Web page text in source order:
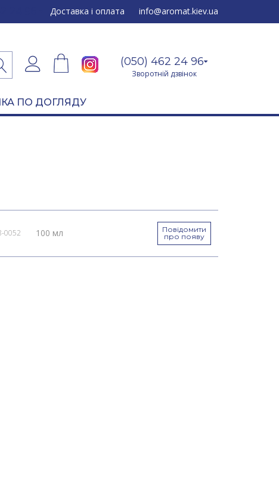
Доставка і оплата info@aromat.kiev.ua
(050) 462 24 96
Зворотній дзвінок
ПО ДОГЛЯДУ
0052 100 мл
Повідомити
про появу